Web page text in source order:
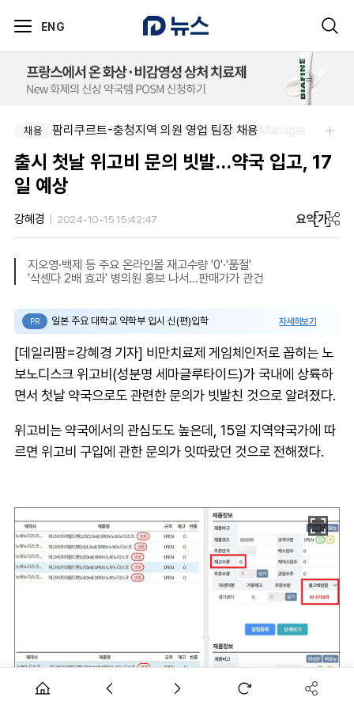
ENG
채용 한국다케다제약(주)-Quality Assurance Manager
채용 팜리쿠르트-충청지역 의원 영업 팀장 채용
출시 첫날 위고비 문의 빗발…약국 입고, 17
일 예상
강혜경 2024-10-15 15:42:47 요약가
지오영·백제 등 주요 온라인몰 재고수량 '0'·'품절'
'삭센다 2배 효과' 병의원 홍보 나서…판매가가 관건
PR 일본 주요 대학교 약학부 입시 신(편)입학 자세히보기
[데일리팜=강혜경 기자] 비만치료제 게임체인저로 꼽히는 노
보노디스크 위고비(성분명 세마글루타이드)가 국내에 상륙하
면서 첫날 약국으로도 관련한 문의가 빗발친 것으로 알려졌다.
위고비는 약국에서의 관심도도 높은데, 15일 지역약국가에 따
르면 위고비 구입에 관한 문의가 잇따랐던 것으로 전해졌다.